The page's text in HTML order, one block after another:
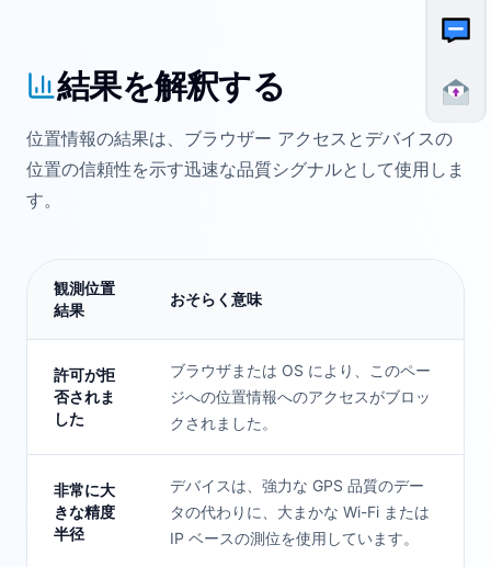
結果を解釈する
位置情報の結果は、ブラウザー アクセスとデバイスの
位置の信頼性を示す迅速な品質シグナルとして使用しま
す。
観測位置
結果
おそらく意味
許可が拒
否されま
した
ブラウザまたは OS により、このペー
ジへの位置情報へのアクセスがブロッ
クされました。
非常に大
きな精度
半径
デバイスは、強力な GPS 品質のデー
タの代わりに、大まかな Wi-Fi または
IP ベースの測位を使用しています。